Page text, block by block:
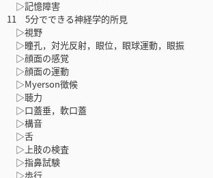
▷記憶障害
11 5分でできる神経学的所見
▷視野
▷瞳孔，対光反射，眼位，眼球運動，眼振
▷顔面の感覚
▷顔面の運動
▷Myerson徴候
▷聴力
▷口蓋垂，軟口蓋
▷構音
▷舌
▷上肢の検査
▷指鼻試験
▷歩行